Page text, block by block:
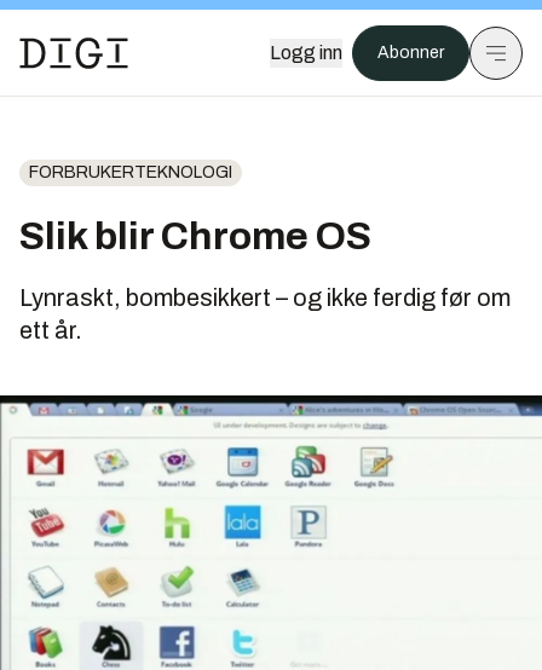
Logg inn Abonner
FORBRUKERTEKNOLOGI
Slik blir Chrome OS
Lynraskt, bombesikkert – og ikke ferdig før om
ett år.